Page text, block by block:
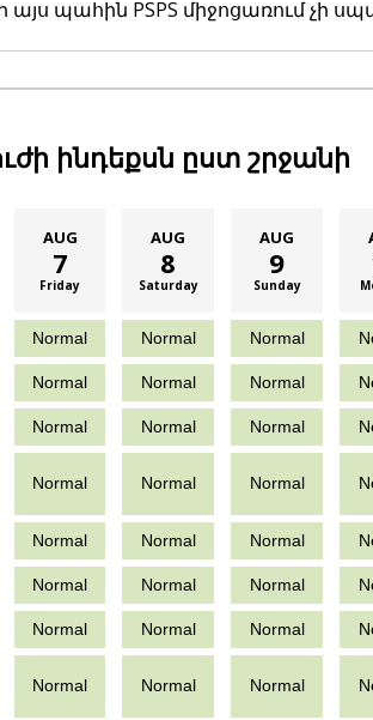
այս պահին PSPS միջոցառում չի
ինդեքսն ըստ շրջանի
AUG
7
Friday
AUG
8
Saturday
AUG
9
Sunday
Normal Normal Normal
Normal Normal Normal
Normal Normal Normal
Normal Normal Normal
Normal Normal Normal
Normal Normal Normal
Normal Normal Normal
Normal Normal Normal